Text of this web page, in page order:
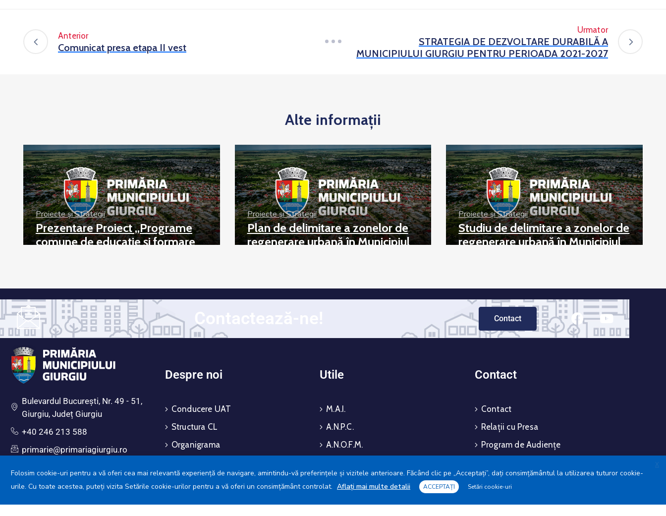
Anterior
Comunicat presa etapa II vest
Urmator
STRATEGIA DE DEZVOLTARE DURABILĂ A
MUNICIPIULUI GIURGIU PENTRU PERIOADA 2021-2027
Alte informații
Proiecte și Strategii
Prezentare Proiect „Programe
comune de educație și formare
Vetovo și Primăria Giurgiu”
Proiecte și Strategii
Plan de delimitare a zonelor de
regenerare urbană în Municipiul
Proiecte și Strategii
Studiu de delimitare a zonelor de
regenerare urbană în Municipiul
Contactează-ne! Contact
Bulevardul Bucureşti, Nr. 49 - 51,
Giurgiu, Județ Giurgiu
+40 246 213 588
primarie@primariagiurgiu.ro
Vineri 8:00 - 14:00
Despre noi
Conducere UAT
Structura CL
Organigrama
Monitorul Oficial Local
Utile
M.A.I.
A.N.P.C.
A.N.O.F.M.
Salvați Copiii
Contact
Contact
Relații cu Presa
Program de Audiențe
Responsabil L544/2001
X
Folosim cookie-uri pentru a vă oferi cea mai relevantă experiență de navigare, amintindu-vă preferințele și vizitele anterioare. Făcând clic pe „Acceptați”, dați consimțământul la utilizarea tuturor cookie-
urile. Cu toate acestea, puteți vizita Setările cookie-urilor pentru a vă oferi un consimțământ controlat. Aflați mai multe detalii ACCEPTAȚI Setări cookie-uri